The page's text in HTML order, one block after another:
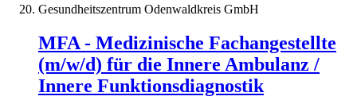
Gesundheitszentrum Odenwaldkreis GmbH
MFA - Medizinische Fachangestellte
(m/w/d) für die Innere Ambulanz /
Innere Funktionsdiagnostik